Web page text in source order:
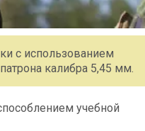
с использованием
калибра 5,45 мм.
учебной